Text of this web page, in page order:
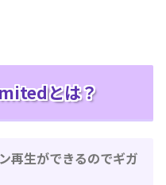
とは？
再生ができるのでギガ